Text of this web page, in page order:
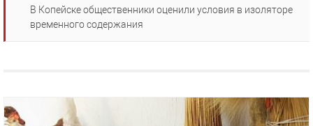
В Копейске общественники оценили условия в изоляторе
временного содержания